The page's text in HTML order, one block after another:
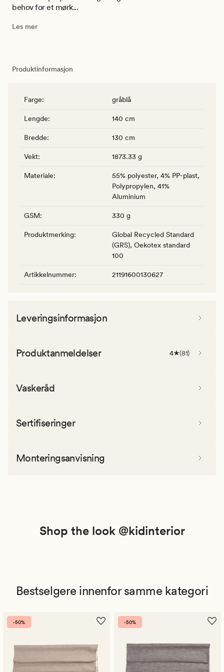
behov for et mørk...
Les mer
Produktinformasjon
Farge: gråblå
Lengde: 140 cm
Bredde: 130 cm
Vekt: 1873.33 g
Materiale:
55% polyester, 4% PP-plast,
Polypropylen, 41%
Aluminium
GSM: 330 g
Produktmerking:
Global Recycled Standard
(GRS), Oekotex standard
100
Artikkelnummer: 21191600130627
Leveringsinformasjon
Produktanmeldelser 4 (81)
Vaskeråd
Sertifiseringer
Monteringsanvisning
Shop the look @kidinterior
Bestselgere innenfor samme kategori
-50% -50%